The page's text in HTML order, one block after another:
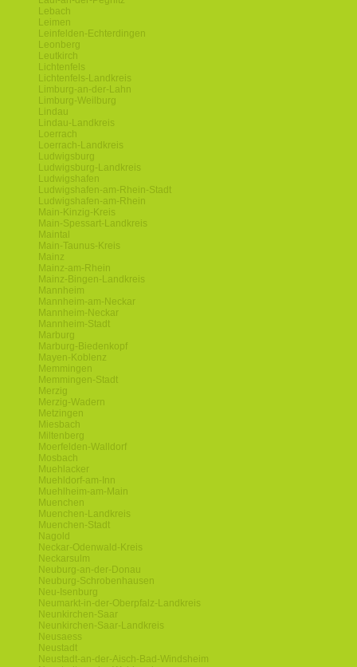
Lebach
Leimen
Leinfelden-Echterdingen
Leonberg
Leutkirch
Lichtenfels
Lichtenfels-Landkreis
Limburg-an-der-Lahn
Limburg-Weilburg
Lindau
Lindau-Landkreis
Loerrach
Loerrach-Landkreis
Ludwigsburg
Ludwigsburg-Landkreis
Ludwigshafen
Ludwigshafen-am-Rhein-Stadt
Ludwigshafen-am-Rhein
Main-Kinzig-Kreis
Main-Spessart-Landkreis
Maintal
Main-Taunus-Kreis
Mainz
Mainz-am-Rhein
Mainz-Bingen-Landkreis
Mannheim
Mannheim-am-Neckar
Mannheim-Neckar
Mannheim-Stadt
Marburg
Marburg-Biedenkopf
Mayen-Koblenz
Memmingen
Memmingen-Stadt
Merzig
Merzig-Wadern
Metzingen
Miesbach
Miltenberg
Moerfelden-Walldorf
Mosbach
Muehlacker
Muehldorf-am-Inn
Muehlheim-am-Main
Muenchen
Muenchen-Landkreis
Muenchen-Stadt
Nagold
Neckar-Odenwald-Kreis
Neckarsulm
Neuburg-an-der-Donau
Neuburg-Schrobenhausen
Neu-Isenburg
Neumarkt-in-der-Oberpfalz-Landkreis
Neunkirchen-Saar
Neunkirchen-Saar-Landkreis
Neusaess
Neustadt
Neustadt-an-der-Aisch-Bad-Windsheim